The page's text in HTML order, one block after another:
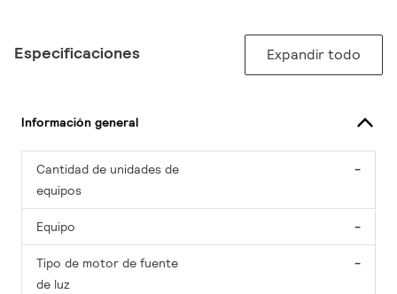
Especificaciones Expandir todo
Información general
Cantidad de unidades de
equipos
-
Equipo -
Tipo de motor de fuente
de luz
-